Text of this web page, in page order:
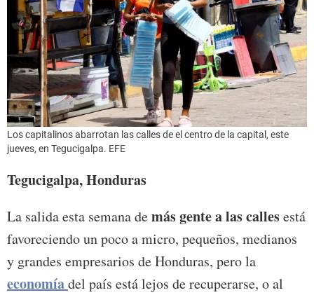
Los capitalinos abarrotan las calles de el centro de la capital, este
jueves, en Tegucigalpa. EFE
Tegucigalpa, Honduras
La salida esta semana demás gente a las callesestá
favoreciendo un poco a micro, pequeños, medianos
y grandes empresarios de Honduras, pero la
economíadel país está lejos de recuperarse, o al